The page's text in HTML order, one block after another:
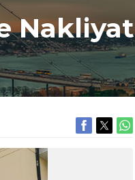
Nakliyat